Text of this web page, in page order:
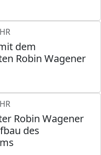
dem
Robin Wagener
Robin Wagener
des